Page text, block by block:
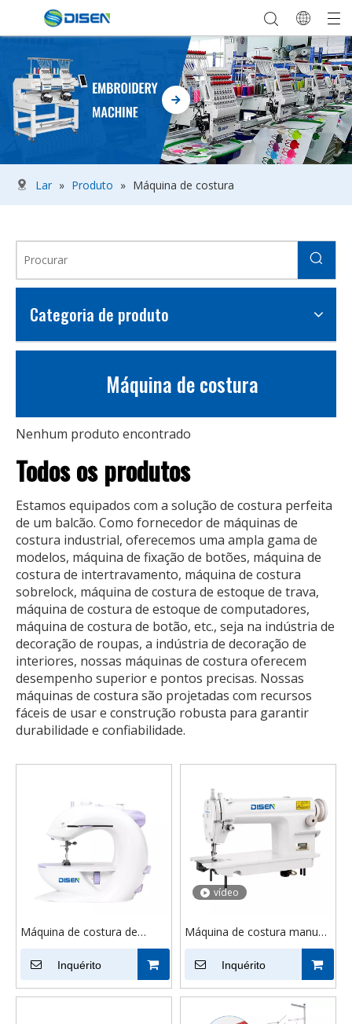
Lar » Produto » Máquina de costura
Categoria de produto
Máquina de costura
Nenhum produto encontrado
Todos os produtos
Estamos equipados com a solução de costura perfeita
de um balcão. Como fornecedor de máquinas de
costura industrial, oferecemos uma ampla gama de
modelos, máquina de fixação de botões, máquina de
costura de intertravamento, máquina de costura
sobrelock, máquina de costura de estoque de trava,
máquina de costura de estoque de computadores,
máquina de costura de botão, etc., seja na indústria de
decoração de roupas, a indústria de decoração de
interiores, nossas máquinas de costura oferecem
desempenho superior e pontos precisas. Nossas
máquinas de costura são projetadas com recursos
fáceis de usar e construção robusta para garantir
durabilidade e confiabilidade.
Máquina de costura de
quatro funções CBT-0202
Inquérito
vídeo
Máquina de costura manual
multifuncional DS-8700,
máquina de costura
industrial para têxteis
Inquérito